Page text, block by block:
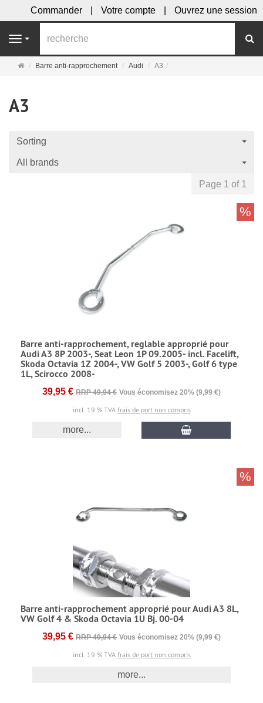
Commander Votre compte Ouvrez une session
Navigation
PageBarre anti-rapprochement Audi A3
A3
Sorting
All brands
Page 1 of 1
Barre anti-rapprochement, reglable approprié pour
Audi A3 8P 2003-, Seat Leon 1P 09.2005- incl. Facelift,
Skoda Octavia 1Z 2004-, VW Golf 5 2003-, Golf 6 type
1L, Scirocco 2008-
39,95 € RRP 49,94 € Vous économisez 20% (9,99 €)
incl. 19 % TVA frais de port non compris
more...
%
Barre anti-rapprochement approprié pour Audi A3 8L,
VW Golf 4 & Skoda Octavia 1U Bj. 00-04
39,95 € RRP 49,94 € Vous économisez 20% (9,99 €)
incl. 19 % TVA frais de port non compris
more...
%